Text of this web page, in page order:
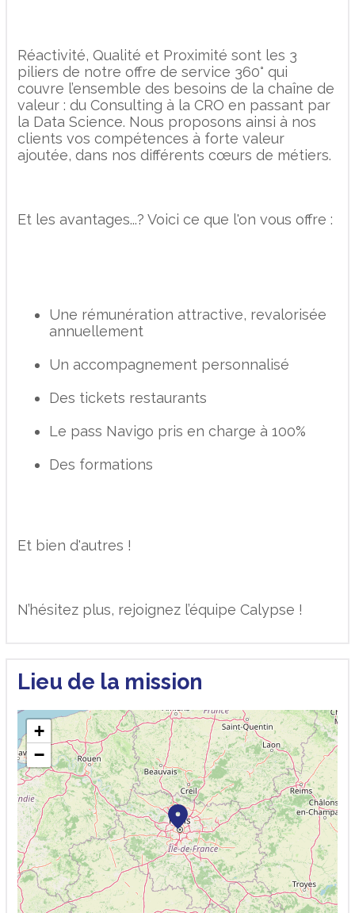
Réactivité, Qualité et Proximité sont les 3
piliers de notre offre de service 360° qui
couvre l’ensemble des besoins de la chaîne de
valeur : du Consulting à la CRO en passant par
la Data Science. Nous proposons ainsi à nos
clients vos compétences à forte valeur
ajoutée, dans nos différents cœurs de métiers.
Et les avantages...? Voici ce que l'on vous offre :
Une rémunération attractive, revalorisée
annuellement
Un accompagnement personnalisé
Des tickets restaurants
Le pass Navigo pris en charge à 100%
Des formations
Et bien d'autres !
N’hésitez plus, rejoignez l’équipe Calypse !
Lieu de la mission
+
−